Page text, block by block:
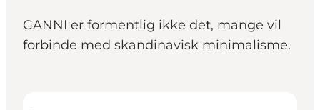
GANNI er formentlig ikke det, mange vil
forbinde med skandinavisk minimalisme.